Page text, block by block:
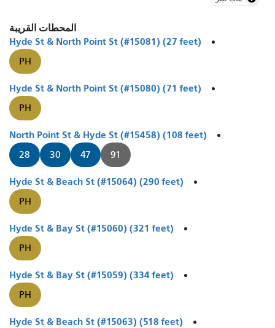
المحطات القريبة
Hyde St & North Point St (#15081) (27 feet)
PH
Hyde St & North Point St (#15080) (71 feet)
PH
North Point St & Hyde St (#15458) (108 feet)
28 30 47 91
Hyde St & Beach St (#15064) (290 feet)
PH
Hyde St & Bay St (#15060) (321 feet)
PH
Hyde St & Bay St (#15059) (334 feet)
PH
Hyde St & Beach St (#15063) (518 feet)